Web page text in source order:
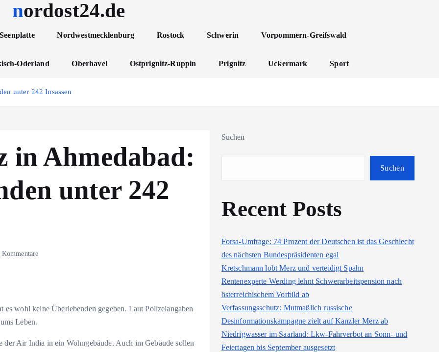
nordost24.de
Nordwestmecklenburg Rostock Schwerin Vorpommern-Greifswald
Oderland Oberhavel Ostprignitz-Ruppin Prignitz Uckermark Sport
unter 242 Insassen
in Ahmedabad:
unter 242
Kommentare
wohl keine Überlebenden gegeben. Laut Polizeiangaben
Leben.
der Air India in ein Wohngebäude. Auch im Gebäude sollen
Suchen
Suchen
Recent Posts
Forsa-Umfrage: 74 Prozent der Deutschen ist das Geschlecht
des nächsten Bundespräsidenten egal
Kretschmann lobt Merz und verteidigt Spahn
Rentenexperte Werding lehnt Schwerarbeitspension nach
österreichischem Vorbild ab
Verfassungsschutz: Mutmaßlich russische
Desinformationskampagne zielt auf Kanzler Merz ab
Niedrigwasser im Saarland: Lkw-Fahrverbot an Sonn- und
Feiertagen bis September ausgesetzt